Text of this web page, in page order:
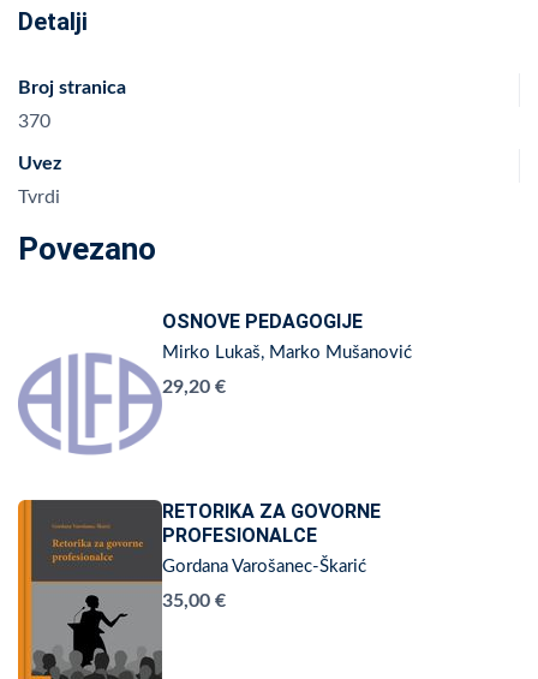
Detalji
Broj stranica
370
Uvez
Tvrdi
Povezano
OSNOVE PEDAGOGIJE
Mirko Lukaš, Marko Mušanović
29,20 €
RETORIKA ZA GOVORNE
PROFESIONALCE
Gordana Varošanec-Škarić
35,00 €